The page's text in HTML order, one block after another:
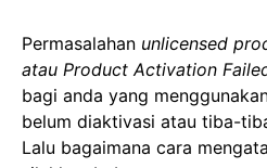
Permasalahan unlicensed
atau Product Activation
bagi anda yang
belum diaktivasi atau tiba-
Lalu bagaimana cara